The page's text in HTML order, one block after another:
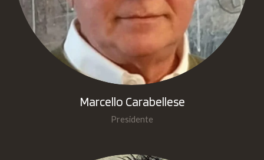
Marcello Carabellese
Presidente